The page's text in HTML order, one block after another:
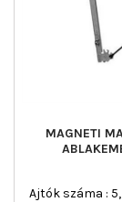
MAGNETI
Ajtók száma :